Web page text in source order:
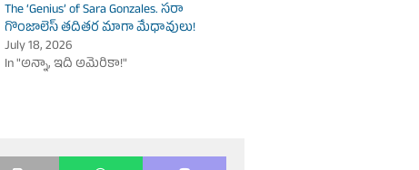
The ‘Genius’ of Sara Gonzales. సరా
గొంజాలెస్ తదితర మాగా మేధావులు!
July 18, 2026
In "అన్నా, ఇది అమెరికా!"